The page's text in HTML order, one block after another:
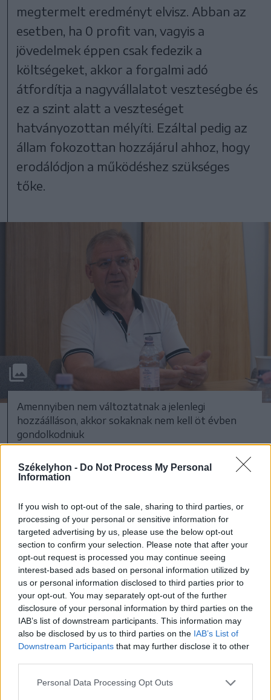
Székelyhon - Do Not Process My Personal
Information
If you wish to opt-out of the sale, sharing to third parties, or
processing of your personal or sensitive information for
targeted advertising by us, please use the below opt-out
section to confirm your selection. Please note that after your
opt-out request is processed you may continue seeing
interest-based ads based on personal information utilized by
us or personal information disclosed to third parties prior to
your opt-out. You may separately opt-out of the further
disclosure of your personal information by third parties on the
IAB’s list of downstream participants. This information may
also be disclosed by us to third parties on the IAB’s List of
Downstream Participants that may further disclose it to other
Personal Data Processing Opt Outs
megtermelt eredményt elvisz. Abban az
esetben, ha 0 profit van, vagyis a
jövedelmek éppen csak fedezik a
költségeket, akkor a forgalmi adó
átfordítja a nagyvállalatot veszteségbe és
ez a szint alatt a veszteséget
hatványozottan mélyíti. Ezáltal pedig az
állam fokozottan hozzájárul ahhoz, hogy
erodálódjon a működéshez szükséges
tőke.
Amennyiben nem változtatnak a jelenlegi
hozzáálláson, akkor sokaknak nem kell öt évben
gondolkodniuk
levélben?
– Azt kértük a levélben – hiszen
tudatában vagyunk, hogy a
költségvetésnek pénzre van szüksége –,
hogy töröljék el az egyszázalékos forgalmi
adót (IMCA), vagy terjesszék ki minden
gazdasági szereplőre, árbevétel
nem kaptunk választ. Egyre inkább azt